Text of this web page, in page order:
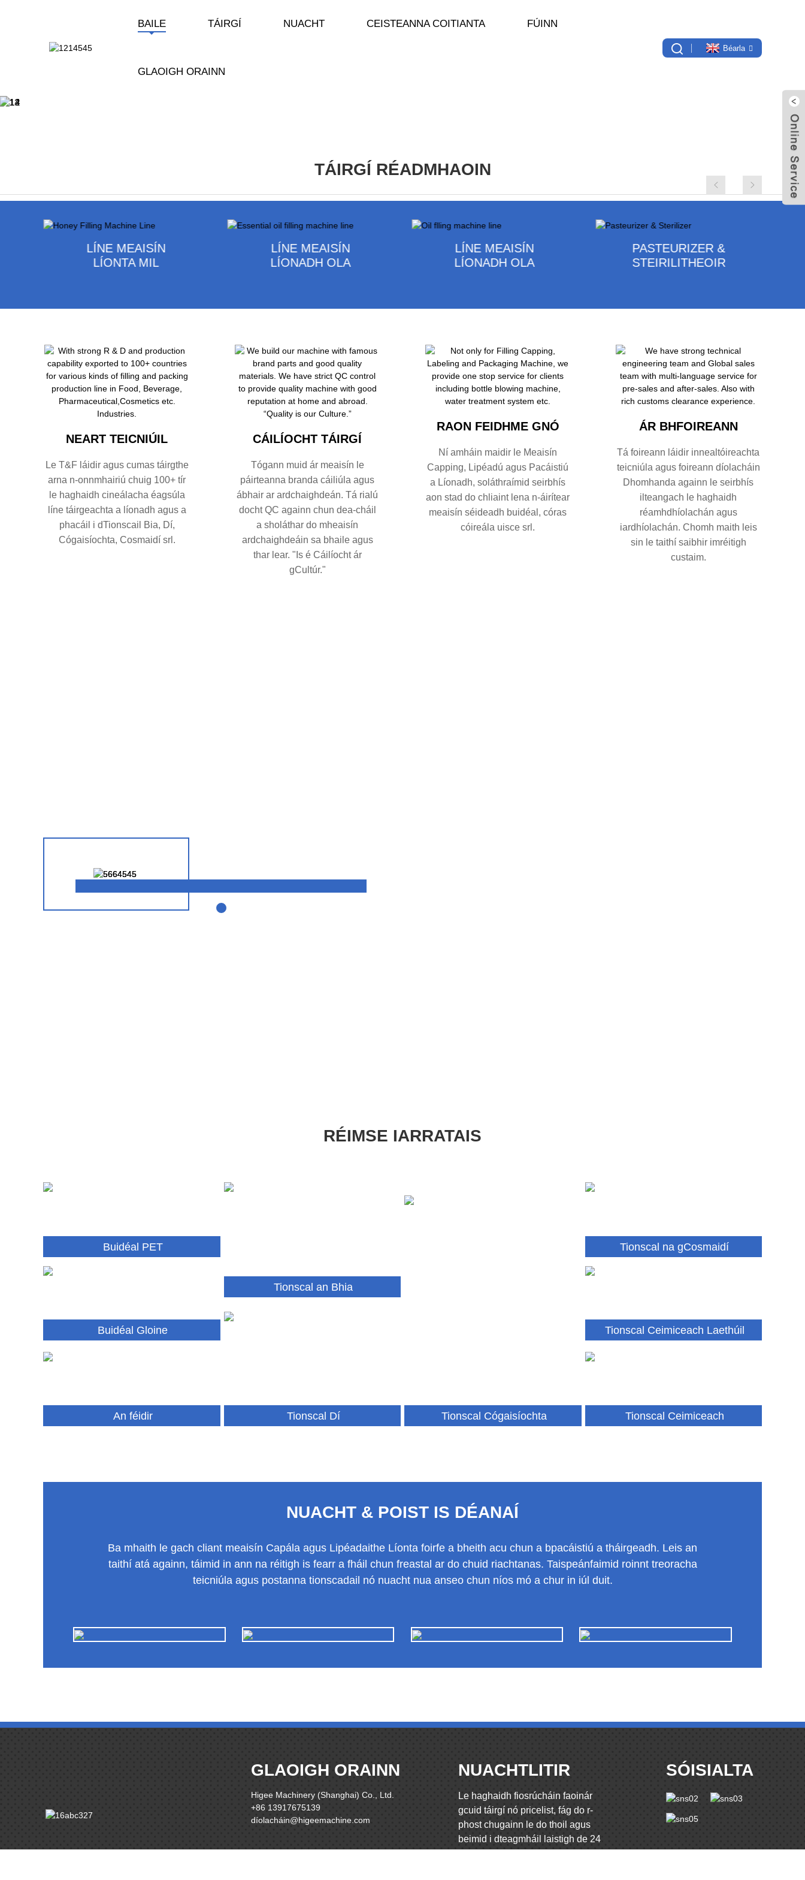
BAILE TÁIRGÍ NUACHT CEISTEANNA COITIANTA FÚINN
GLAOIGH ORAINN
Béarla
TÁIRGÍ RÉADMHAOIN
LÍNE MEAISÍN
LÍONTA MIL
LÍNE MEAISÍN
LÍONADH OLA
LÍNE MEAISÍN
LÍONADH OLA
PASTEURIZER &
STEIRILITHEOIR
NEART TEICNIÚIL
Le T&F láidir agus cumas táirgthe
arna n-onnmhairiú chuig 100+ tír
le haghaidh cineálacha éagsúla
líne táirgeachta a líonadh agus a
phacáil i dTionscail Bia, Dí,
Cógaisíochta, Cosmaidí srl.
CÁILÍOCHT TÁIRGÍ
Tógann muid ár meaisín le
páirteanna branda cáiliúla agus
ábhair ar ardchaighdeán. Tá rialú
docht QC againn chun dea-cháil
a sholáthar do mheaisín
ardchaighdeáin sa bhaile agus
thar lear. "Is é Cáilíocht ár
gCultúr."
RAON FEIDHME GNÓ
Ní amháin maidir le Meaisín
Capping, Lipéadú agus Pacáistiú
a Líonadh, soláthraímid seirbhís
aon stad do chliaint lena n-áirítear
meaisín séideadh buidéal, córas
cóireála uisce srl.
ÁR BHFOIREANN
Tá foireann láidir innealtóireachta
teicniúla agus foireann díolacháin
Dhomhanda againn le seirbhís
ilteangach le haghaidh
réamhdhíolachán agus
iardhíolachán. Chomh maith leis
sin le taithí saibhir imréitigh
custaim.
RÉIMSE IARRATAIS
Buidéal PET
Buidéal Gloine
An féidir
Tionscal an Bhia
Tionscal Dí Tionscal Cógaisíochta
Tionscal na gCosmaidí
Tionscal Ceimiceach Laethúil
Tionscal Ceimiceach
NUACHT & POIST IS DÉANAÍ
Ba mhaith le gach cliant meaisín Capála agus Lipéadaithe Líonta foirfe a bheith acu chun a bpacáistiú a tháirgeadh. Leis an
taithí atá againn, táimid in ann na réitigh is fearr a fháil chun freastal ar do chuid riachtanas. Taispeánfaimid roinnt treoracha
teicniúla agus postanna tionscadail nó nuacht nua anseo chun níos mó a chur in iúl duit.
GLAOIGH ORAINN
Higee Machinery (Shanghai) Co., Ltd.
+86 13917675139
díolacháin@higeemachine.com
NUACHTLITIR
Le haghaidh fiosrúcháin faoinár
gcuid táirgí nó pricelist, fág do r-
phost chugainn le do thoil agus
beimid i dteagmháil laistigh de 24
SÓISIALTA